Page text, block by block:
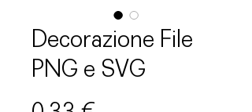
Decorazione File
PNG e SVG